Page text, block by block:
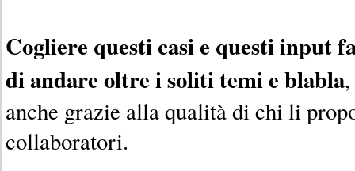
Cogliere questi casi e questi input
di andare oltre i soliti temi e blabla
anche grazie alla qualità di chi li
collaboratori.